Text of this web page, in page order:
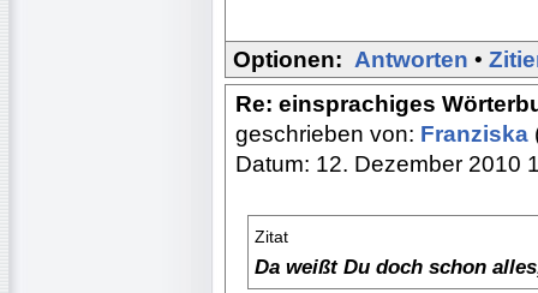
Optionen: Antworten •
Re: einsprachiges
geschrieben von: Franziska
Datum: 12. Dezember 2010
Zitat
Da weißt Du doch schon